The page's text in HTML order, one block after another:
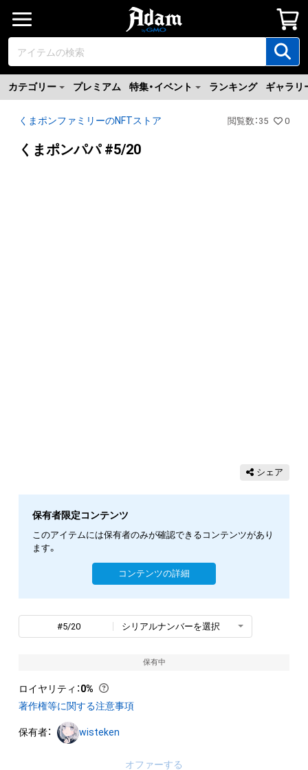
カテゴリー プレミアム 特集・イベント ランキング ギャラリ
くまポンファミリーのNFTストア 閲覧数 ： 35 0
くまポンパパ #5/20
シェア
保有者限定コンテンツ
このアイテムには保有者のみが確認できるコンテンツがあり
ます。
コンテンツの詳細
#5/20 シリアルナンバーを選択
保有中
ロイヤリティ ：0%
著作権等に関する注意事項
保有者： wisteken
オファーする